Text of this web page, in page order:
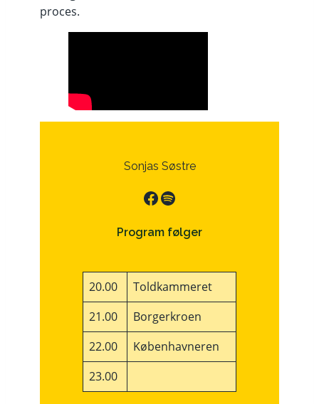
proces.
Sonjas Søstre
Facebook
Spotify
Program følger
20.00
Toldkammeret
21.00
Borgerkroen
22.00
Københavneren
23.00